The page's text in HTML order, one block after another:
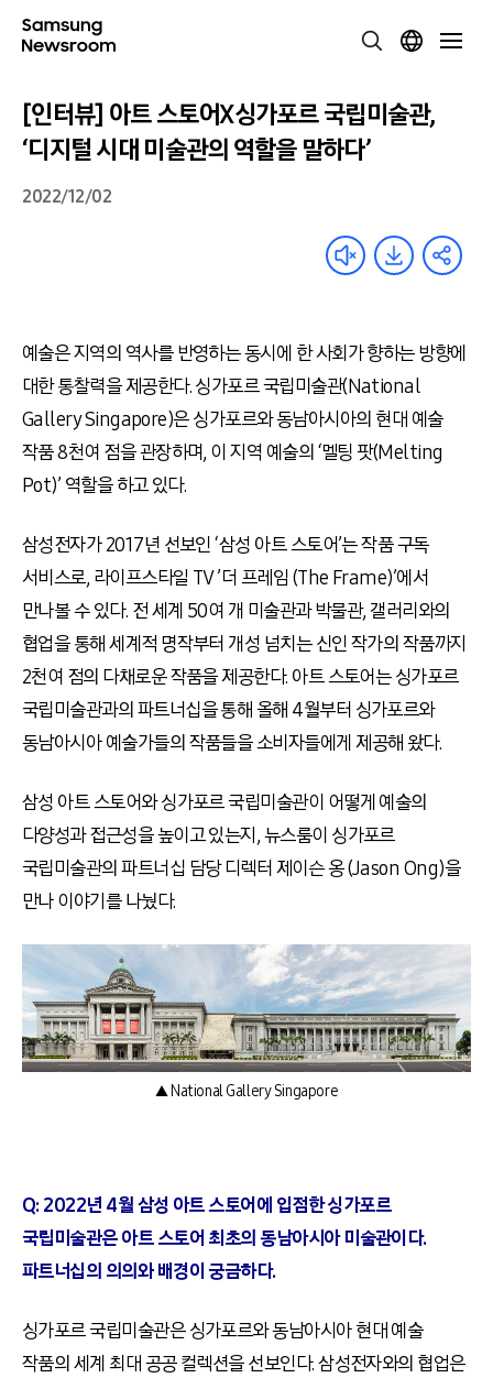
[인터뷰] 아트 스토어X싱가포르 국립미술관,
‘디지털 시대 미술관의 역할을 말하다’
2022/12/02
예술은 지역의 역사를 반영하는 동시에 한 사회가 향하는 방향에
대한 통찰력을 제공한다.싱가포르 국립미술관(National
Gallery Singapore)은 싱가포르와 동남아시아의 현대 예술
작품8천여 점을 관장하며, 이 지역 예술의 ‘멜팅 팟(Melting
Pot)’ 역할을 하고 있다.
삼성전자가 2017년 선보인 ‘삼성 아트 스토어’는 작품 구독
서비스로, 라이프스타일 TV ’더 프레임 (The Frame)’에서
만나볼 수 있다. 전 세계 50여 개 미술관과 박물관, 갤러리와의
협업을 통해 세계적 명작부터 개성 넘치는 신인 작가의 작품까지
2천여 점의 다채로운 작품을 제공한다. 아트 스토어는 싱가포르
국립미술관과의 파트너십을 통해 올해 4월부터 싱가포르와
동남아시아 예술가들의 작품들을 소비자들에게 제공해 왔다.
삼성 아트 스토어와 싱가포르 국립미술관이 어떻게 예술의
다양성과 접근성을 높이고 있는지 ,뉴스룸이 싱가포르
국립미술관의 파트너십 담당 디렉터 제이슨 옹(Jason Ong)을
만나 이야기를 나눴다.
▲ National Gallery Singapore
Q: 2022년 4월 삼성 아트 스토어에 입점한 싱가포르
국립미술관은 아트 스토어 최초의 동남아시아 미술관이다.
파트너십의 의의와 배경이 궁금하다.
싱가포르 국립미술관은 싱가포르와 동남아시아 현대 예술
작품의 세계 최대 공공 컬렉션을 선보인다.삼성전자와의 협업은